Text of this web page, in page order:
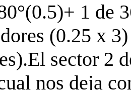
1 de
(0.25 x
sector 2
nos deja